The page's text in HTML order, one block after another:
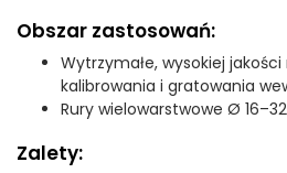
Obszar zastosowań:
Wytrzymałe, wysokiej
kalibrowania i gratowania
Rury wielowarstwowe Ø
Zalety: